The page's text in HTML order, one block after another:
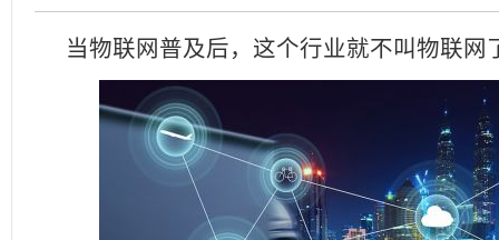
当物联网普及后，这个行业就不叫物联网